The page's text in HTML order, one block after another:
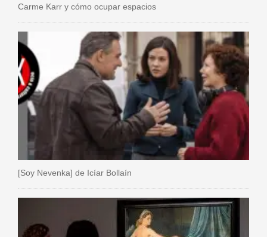
Carme Karr y cómo ocupar espacios
[Soy Nevenka] de Icíar Bollaín